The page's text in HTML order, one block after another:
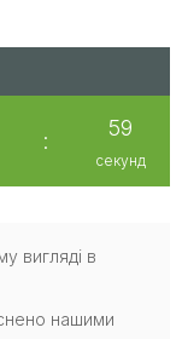
:
58
секунд
вигляді в
нашими